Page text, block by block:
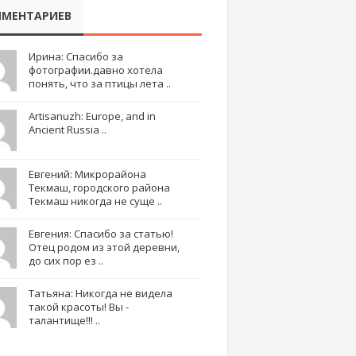
Ирина: Спасибо за
фотографии.давно хотела
понять, что за птицы лета ..
Artisanuzh: Europe, and in
Ancient Russia ..
Евгений: Микрорайона
Текмаш, городского района
Текмаш никогда не суще ..
Евгения: Спасибо за статью!
Отец родом из этой деревни,
до сих пор ез ..
Татьяна: Никогда не видела
такой красоты! Вы -
талантище!!! ..